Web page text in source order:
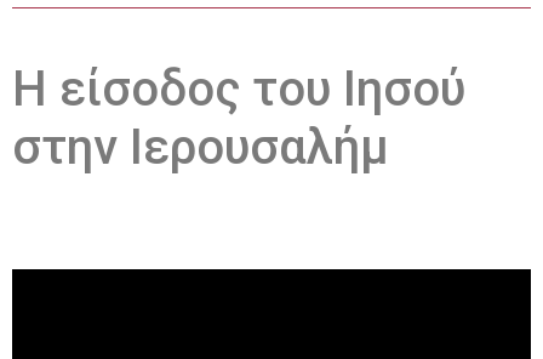
Η είσοδος του Ιησού
στην Ιερουσαλήμ